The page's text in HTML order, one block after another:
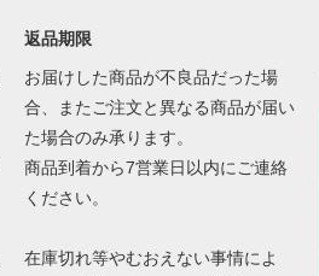
返品期限
お届けした商品が不良品だった場
合、またご注文と異なる商品が届い
た場合のみ承ります。
商品到着から7営業日以内にご連絡
ください。
在庫切れ等やむおえない事情によ